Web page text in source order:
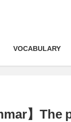
VOCABULARY
】The